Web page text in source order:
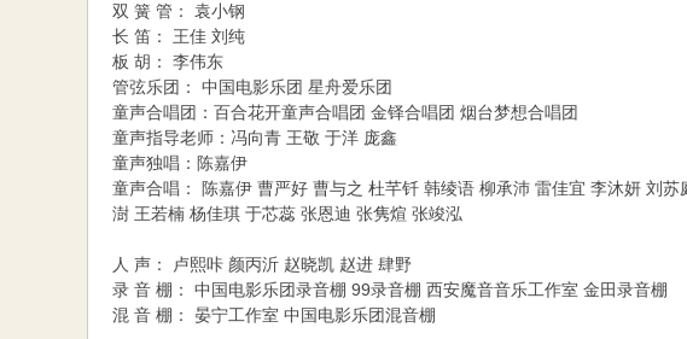
双 簧 管： 袁小钢
长 笛： 王佳 刘纯
板 胡： 李伟东
管弦乐团： 中国电影乐团 星舟爱乐团
童声合唱团：百合花开童声合唱团 金铎合唱团 烟台梦想合唱团
童声指导老师：冯向青 王敬 于洋 庞鑫
童声独唱：陈嘉伊
童声合唱： 陈嘉伊 曹严好 曹与之 杜芊钎 韩绫语 柳承沛 雷佳宜 李沐妍 刘
澍 王若楠 杨佳琪 于芯蕊 张恩迪 张隽煊 张竣泓
人 声： 卢熙咔 颜丙沂 赵晓凯 赵进 肆野
录 音 棚： 中国电影乐团录音棚 99录音棚 西安魔音音乐工作室 金田录音棚
混 音 棚： 晏宁工作室 中国电影乐团混音棚